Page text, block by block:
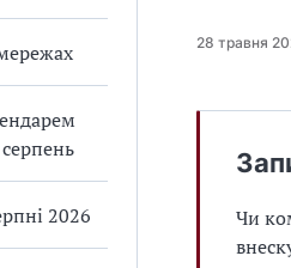
2026
28 травня
Чи